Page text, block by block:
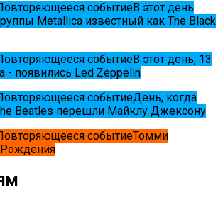
событиеВ этот день
Metallica известный как The Black
событиеВ этот день, 13
- появились Led Zeppelin
событиеДень, когда
Beatles перешли Майклу Джексону
событиеТомми